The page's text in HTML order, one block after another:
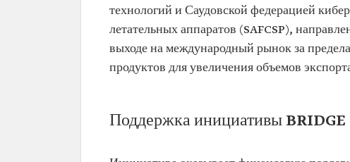
технологий и Саудовской федерацией
летательных аппаратов (SAFCSP),
выходе на международный рынок за
продуктов для увеличения объемов
Поддержка инициативы BRIDGE